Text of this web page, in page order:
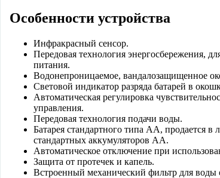
Особенности устройства
Инфракрасный сенсор.
Передовая технология энергосбережения,
питания.
Водонепроницаемое, вандалозащищенное
Световой индикатор разряда батарей в
Автоматическая регулировка
управления.
Передовая технология подачи воды.
Батарея стандартного типа АА, продается
стандартных аккумуляторов АА.
Автоматическое отключение при
Защита от протечек и капель.
Встроенный механический фильтр для воды